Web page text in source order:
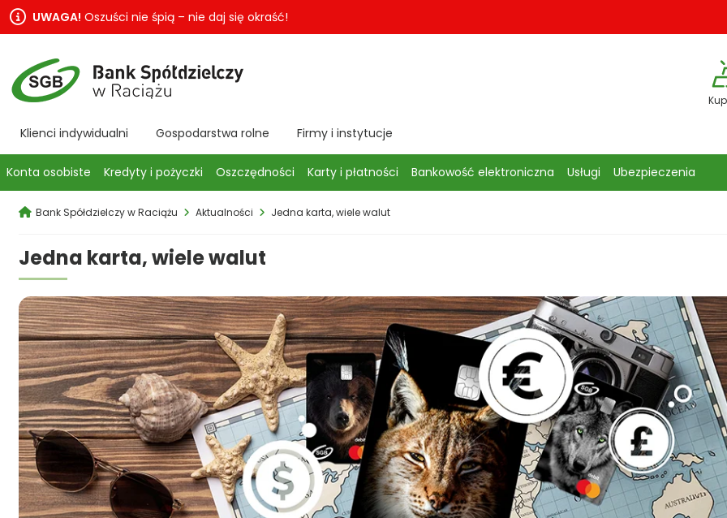
UWAGA! Oszuści nie śpią – nie daj się okraść!
Klienci indywidualni Gospodarstwa rolne Firmy i instytucje
Konta osobiste Kredyty i pożyczki Oszczędności Karty i płatności Bankowość elektroniczna Usługi Ubezpieczenia
Bank Spółdzielczy w Raciążu Aktualności Jedna karta, wiele walut
Jedna karta, wiele walut